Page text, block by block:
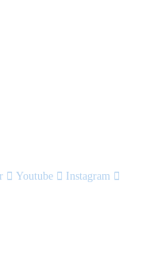
Youtube Instagram